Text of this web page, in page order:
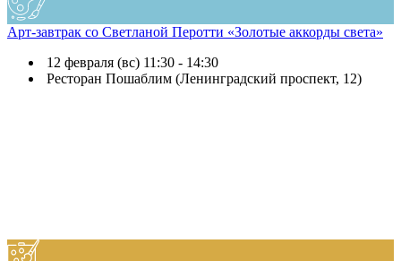
Арт-завтрак со Светланой Перотти «Золотые аккорды света»
12 февраля (вс) 11:30 - 14:30
Ресторан Пошаблим (Ленинградский проспект, 12)